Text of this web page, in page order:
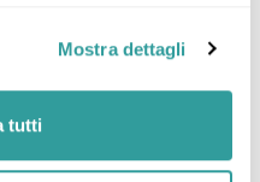
Mostra dettagli
tutti
Vista città